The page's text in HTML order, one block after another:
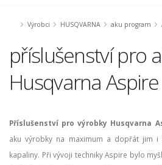
Výrobci HUSQVARNA aku program
příslušenství pro
Husqvarna Aspire
Příslušenství pro výrobky Husqvarna
aku výrobky na maximum a dopřát jim
kapaliny. Při vývoji techniky Aspire bylo